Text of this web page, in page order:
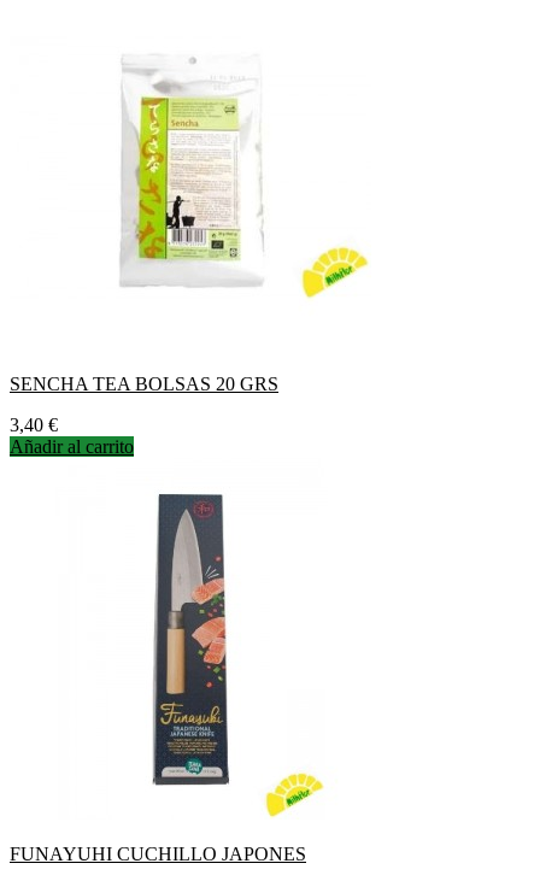
SENCHA TEA BOLSAS 20 GRS
Precio
3,40 €
Añadir al carrito
FUNAYUHI CUCHILLO JAPONES